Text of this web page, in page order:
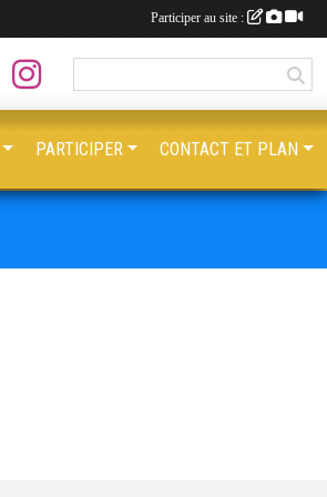
PARTICIPER CONTACT ET PLAN
Participer au site :